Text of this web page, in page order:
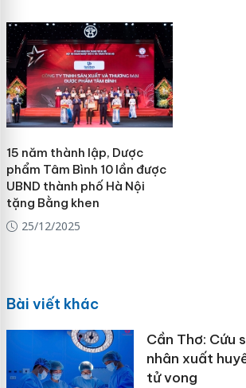
15 năm thành lập, Dược
phẩm Tâm Bình 10 lần được
UBND thành phố Hà Nội
tặng Bằng khen
25/12/2025
Bài viết khác
Cần Thơ: Cứu
nhân xuất
tử vong